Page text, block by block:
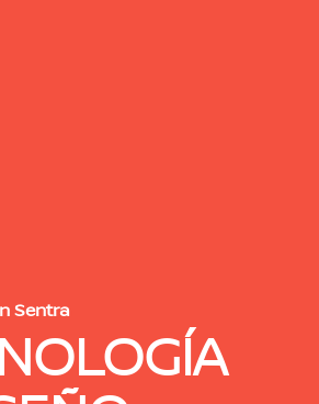
Sentra